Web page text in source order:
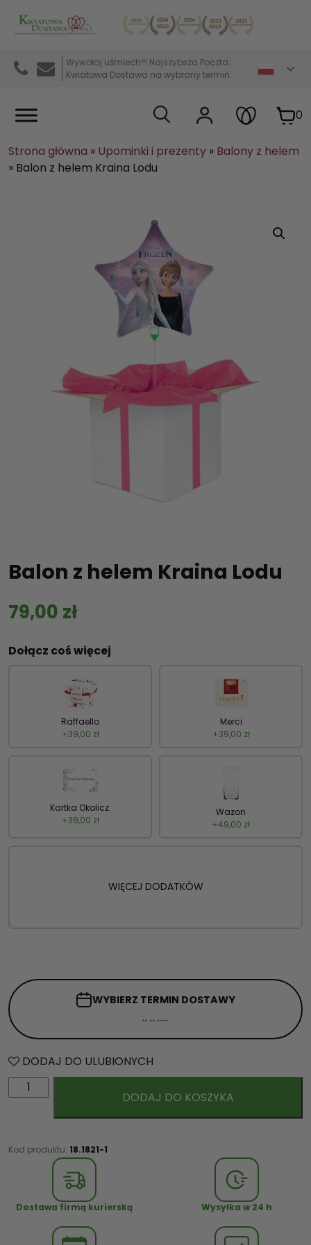
Kwiaciarnia internetowa Kwiatowa Dostawa
Wywołaj uśmiech!!! Najszybsza Poczta.
Kwiatowa Dostawa na wybrany termin.
0
Strona główna » Upominki i prezenty » Balony z helem
» Balon z helem Kraina Lodu
Balon z helem Kraina Lodu
79,00 zł
Dołącz coś więcej
Raffaello
+39,00 zł
Merci
+39,00 zł
Kartka Okolicz.
+39,00 zł
Wazon
+49,00 zł
WIĘCEJ DODATKÓW
WYBIERZ TERMIN DOSTAWY
DODAJ DO ULUBIONYCH
l
ć
DODAJ DO KOSZYKA
Kod produktu: 18.1821-1
Dostawa firmą kurierską Wysyłka w 24 h